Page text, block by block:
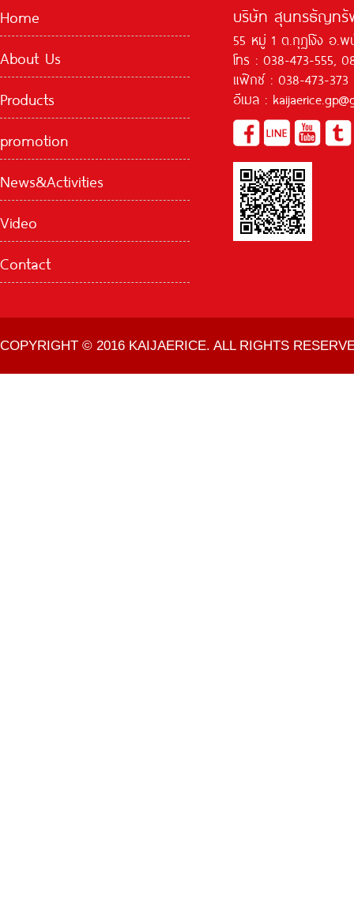
Home
About Us
Products
promotion
News&Activities
Video
Contact
บริษัท สุนทรธัญทรั
55 หมู่ 1 ต.กุฏโง้ง อ.
โทร : 038-473-555,
แฟ๊กซ์ : 038-473-373
อีเมล :
COPYRIGHT © 2016 KAIJAERICE. ALL RIGHTS